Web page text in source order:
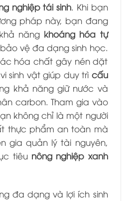
nghiệp tái sinh. Khi bạn
pháp này, bạn đang
năng khoáng hóa tự
vệ đa dạng sinh học.
hóa chất gây nén dặt
sinh vật giúp duy trì cấu
khả năng giữ nước và
carbon. Tham gia vào
không chỉ là một người
thực phẩm an toàn mà
gia quản lý tài nguyên,
tiêu nông nghiệp xanh
đa dạng và lợi ích sinh